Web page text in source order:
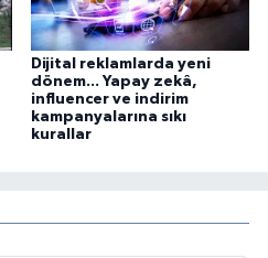
Dijital reklamlarda yeni
dönem... Yapay zekâ,
influencer ve indirim
kampanyalarına sıkı
kurallar